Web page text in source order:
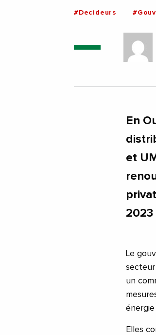
#Decideurs
En
et
2023
Le
secteur
un
Elles